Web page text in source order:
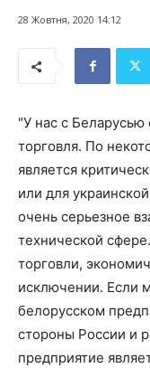
28 Жовтня, 2020 14:12
"У нас с Беларусью
торговля. По
является
или для
очень серьезное
технической
торговли,
исключении. Если
белорусском
стороны России и
предприятие